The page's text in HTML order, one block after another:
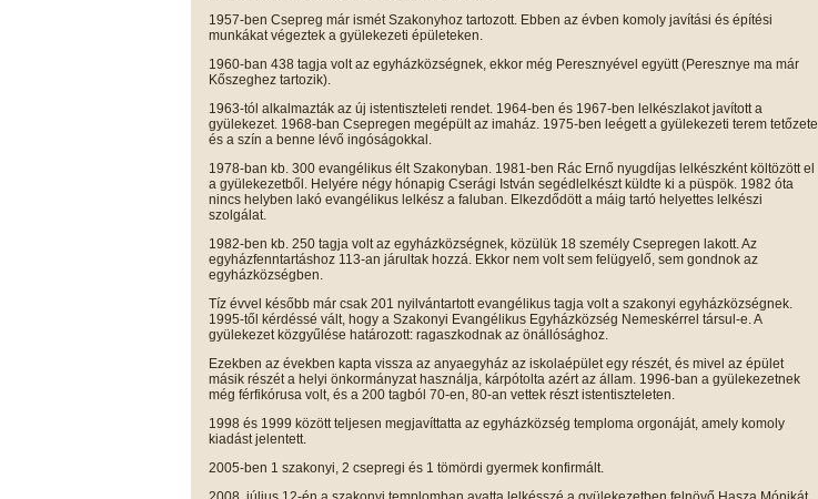
1957-ben Csepreg már ismét Szakonyhoz tartozott. Ebben az évben komoly javítási és építési
munkákat végeztek a gyülekezeti épületeken.
1960-ban 438 tagja volt az egyházközségnek, ekkor még Peresznyével együtt (Peresznye ma már
Kőszeghez tartozik).
1963-tól alkalmazták az új istentiszteleti rendet. 1964-ben és 1967-ben lelkészlakot javított a
gyülekezet. 1968-ban Csepregen megépült az imaház. 1975-ben leégett a gyülekezeti terem tetőzete
és a szín a benne lévő ingóságokkal.
1978-ban kb. 300 evangélikus élt Szakonyban. 1981-ben Rác Ernő nyugdíjas lelkészként költözött el
a gyülekezetből. Helyére négy hónapig Cserági István segédlelkészt küldte ki a püspök. 1982 óta
nincs helyben lakó evangélikus lelkész a faluban. Elkezdődött a máig tartó helyettes lelkészi
szolgálat.
1982-ben kb. 250 tagja volt az egyházközségnek, közülük 18 személy Csepregen lakott. Az
egyházfenntartáshoz 113-an járultak hozzá. Ekkor nem volt sem felügyelő, sem gondnok az
egyházközségben.
Tíz évvel később már csak 201 nyilvántartott evangélikus tagja volt a szakonyi egyházközségnek.
1995-től kérdéssé vált, hogy a Szakonyi Evangélikus Egyházközség Nemeskérrel társul-e. A
gyülekezet közgyűlése határozott: ragaszkodnak az önállósághoz.
Ezekben az években kapta vissza az anyaegyház az iskolaépület egy részét, és mivel az épület
másik részét a helyi önkormányzat használja, kárpótolta azért az állam. 1996-ban a gyülekezetnek
még férfikórusa volt, és a 200 tagból 70-en, 80-an vettek részt istentiszteleten.
1998 és 1999 között teljesen megjavíttatta az egyházközség temploma orgonáját, amely komoly
kiadást jelentett.
2005-ben 1 szakonyi, 2 csepregi és 1 tömördi gyermek konfirmált.